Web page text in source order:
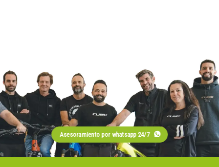
Asesoramiento por whatsapp 24/7